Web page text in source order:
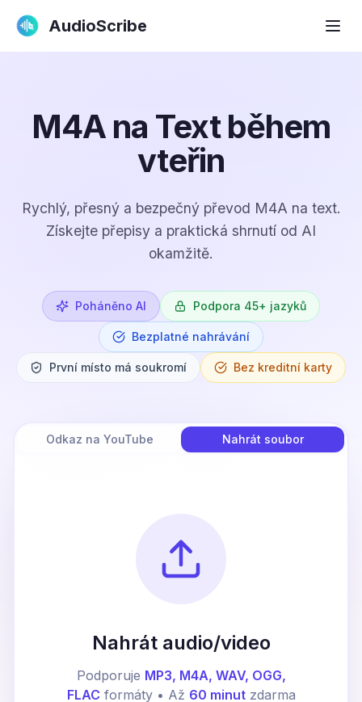
AudioScribe
M4A na Text během
vteřin
Rychlý, přesný a bezpečný převod M4A na text.
Získejte přepisy a praktická shrnutí od AI
okamžitě.
Poháněno AI Podpora 45+ jazyků
Bezplatné nahrávání
První místo má soukromí Bez kreditní karty
Odkaz na YouTube Nahrát soubor
Nahrát audio/video
Podporuje MP3, M4A, WAV, OGG,
FLAC formáty • Až 60 minut zdarma